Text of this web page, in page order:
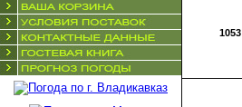
1053